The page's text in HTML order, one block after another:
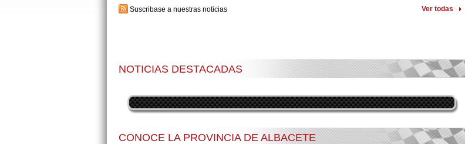
Ver todas
Suscribase a nuestras noticias
NOTICIAS DESTACADAS
CONOCE LA PROVINCIA DE ALBACETE